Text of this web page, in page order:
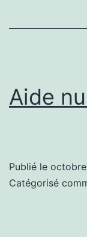
Aide
Publié le
Catégorisé